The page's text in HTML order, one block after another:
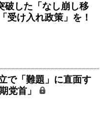
破した「なし崩し移
受け入れ政策」を！
で「難題」に直面す
党首」